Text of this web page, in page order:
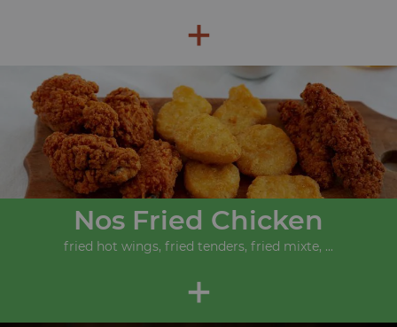
+
Nos Fried Chicken
fried hot wings, fried tenders, fried mixte, ...
+